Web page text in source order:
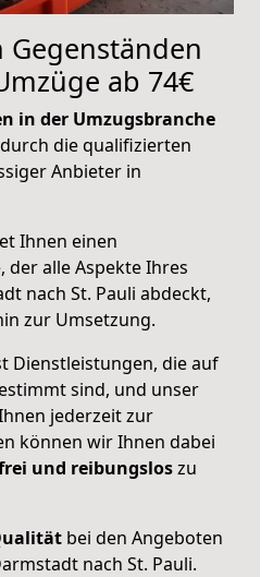
ab 74€
in der Umzugsbranche
die qualifizierten
Anbieter in
Ihnen einen
der alle Aspekte Ihres
nach St. Pauli abdeckt,
zur Umsetzung.
Dienstleistungen, die auf
sind, und unser
jederzeit zur
können wir Ihnen dabei
und reibungsloszu
bei den Angeboten
nach St. Pauli.